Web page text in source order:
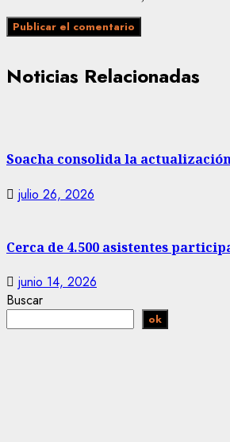
Noticias Relacionadas
Soacha consolida la
julio 26, 2026
Cerca de 4.500 asistentes
junio 14, 2026
Buscar
ok